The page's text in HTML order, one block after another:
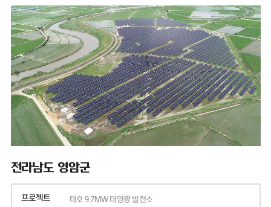
전라남도 영암군
프로젝트 태호 9.7MW 태양광 발전소